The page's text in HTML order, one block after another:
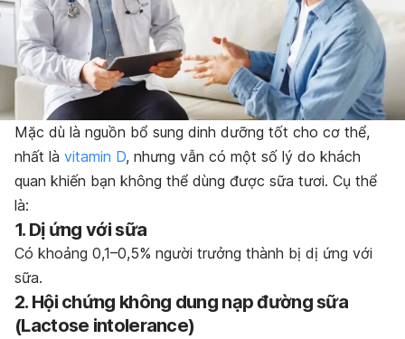
Mặc dù là nguồn bổ sung dinh dưỡng tốt cho cơ thể,
nhất là vitamin D, nhưng vẫn có một số lý do khách
quan khiến bạn không thể dùng được sữa tươi. Cụ thể
là:
1. Dị ứng với sữa
Có khoảng 0,1–0,5% người trưởng thành bị dị ứng với
sữa.
2. Hội chứng không dung nạp đường sữa
(Lactose intolerance)